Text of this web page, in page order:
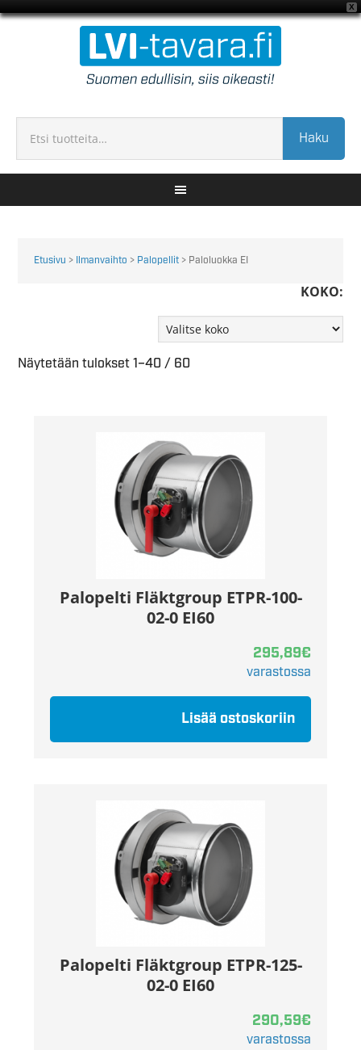
X
Haku
Etusivu > Ilmanvaihto > Palopellit > Paloluokka EI
KOKO:
Näytetään tulokset 1–40 / 60
Palopelti Fläktgroup ETPR-100-
02-0 EI60
295,89€
varastossa
Lisää ostoskoriin
Palopelti Fläktgroup ETPR-125-
02-0 EI60
290,59€
varastossa